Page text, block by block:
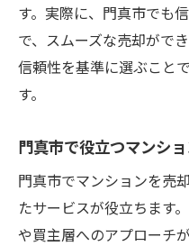
す。実際に、門真市でも
で、スムーズな売却がで
信頼性を基準に選ぶこと
す。
門真市で役立つマンシ
門真市でマンションを売
たサービスが役立ちます
や買主層へのアプローチ